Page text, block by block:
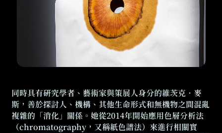
尺寸增加
尺寸正常
同時具有研究學者、藝術家與策展人身分的維茨克．麥
斯，善於探討人、機構、其他生命形式和無機物之間混亂
複雜的「消化」關係。她從2014年開始應用色層分析法
（chromatography，又稱紙色譜法）來進行相關實